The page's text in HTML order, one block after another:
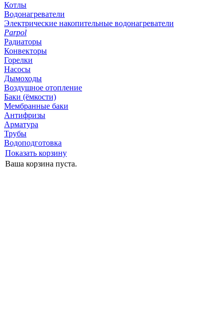
Котлы
Водонагреватели
Электрические накопительные водонагреватели
Parpol
Радиаторы
Конвекторы
Горелки
Насосы
Дымоходы
Воздушное отопление
Баки (ёмкости)
Мембранные баки
Антифризы
Арматура
Трубы
Водоподготовка
Показать корзину
Ваша корзина пуста.